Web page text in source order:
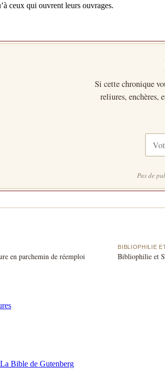
ceux qui ouvrent leurs ouvrages.
Si cette chronique
reliures, enchères,
Votre
e-
mail
Pas de
en parchemin de réemploi
BIBLIOPHILIE
Bibliophilie et
Bible de Gutenberg